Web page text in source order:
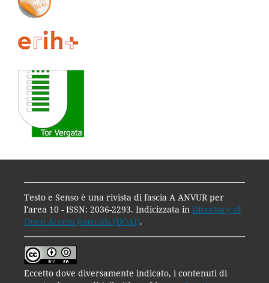
Testo e Senso è una rivista di fascia A ANVUR per
l'area 10 - ISSN: 2036-2293. Indicizzata in Directory of
Open Access Journals (DOAJ).
Eccetto dove diversamente indicato, i contenuti di